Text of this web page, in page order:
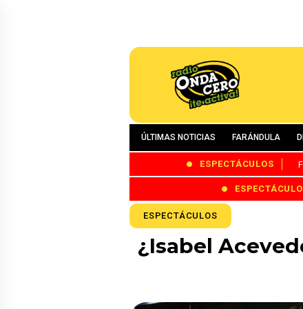
ÚLTIMAS NOTICIAS FARÁNDULA
ESPECTÁCULOS
ESPECTÁCULOS
¿Isabel